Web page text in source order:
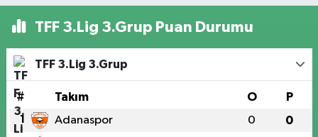
TFF 3.Lig 3.Grup Puan Durumu
TFF 3.Lig 3.Grup
# Takım O P
1 Adanaspor 0 0